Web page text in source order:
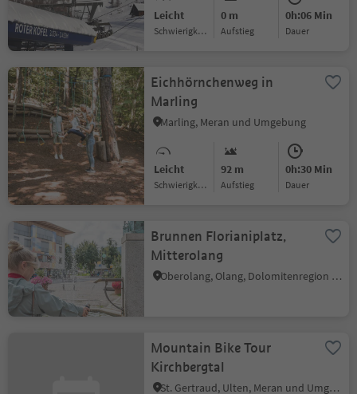
Leicht
Schwierigkeitsgrad
0 m
Aufstieg
0h:06 Min
Dauer
Eichhörnchenweg in
Marling
Marling, Meran und Umgebung
Leicht
Schwierigkeitsgrad
92 m
Aufstieg
0h:30 Min
Dauer
Brunnen Florianiplatz,
Mitterolang
Oberolang, Olang, Dolomitenregion Kronplatz
Mountain Bike Tour
Kirchbergtal
St. Gertraud, Ulten, Meran und Umgebung